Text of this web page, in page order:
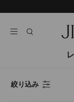
ン
ス
ラ
絞り込み